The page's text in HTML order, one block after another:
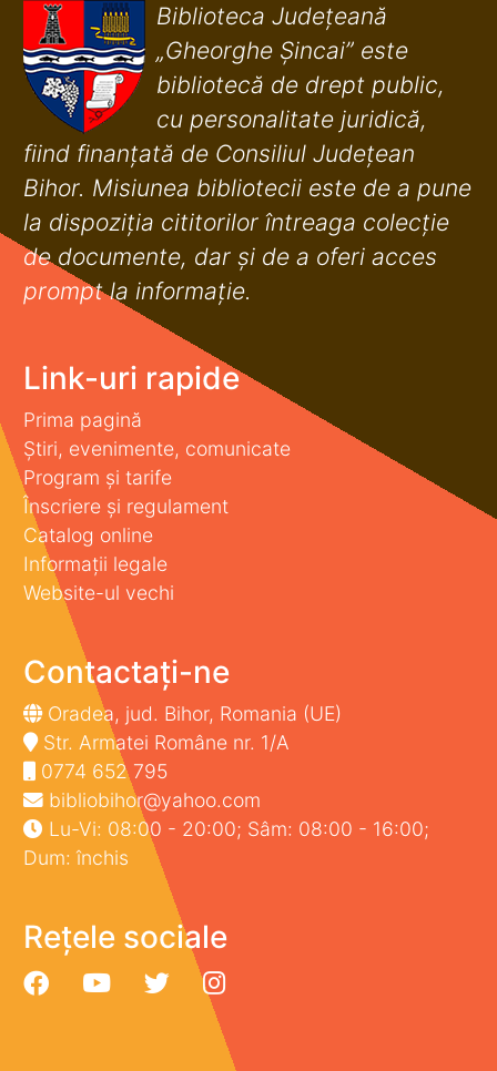
Biblioteca Județeană
„Gheorghe Șincai” este
bibliotecă de drept public,
cu personalitate juridică,
fiind finanţată de Consiliul Judeţean
Bihor. Misiunea bibliotecii este de a pune
la dispoziţia cititorilor întreaga colecţie
de documente, dar şi de a oferi acces
prompt la informaţie.
Link-uri rapide
Prima pagină
Știri, evenimente, comunicate
Program și tarife
Înscriere și regulament
Catalog online
Informații legale
Website-ul vechi
Contactați-ne
Oradea, jud. Bihor, Romania (UE)
Str. Armatei Române nr. 1/A
0774 652 795
bibliobihor@yahoo.com
Lu-Vi: 08:00 - 20:00; Sâm: 08:00 - 16:00;
Dum: închis
Rețele sociale